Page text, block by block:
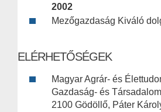
2002
Mezőgazdaság Kiváló
ELÉRHETŐSÉGEK
Magyar Agrár- és
Gazdaság- és
2100 Gödöllő, Páter